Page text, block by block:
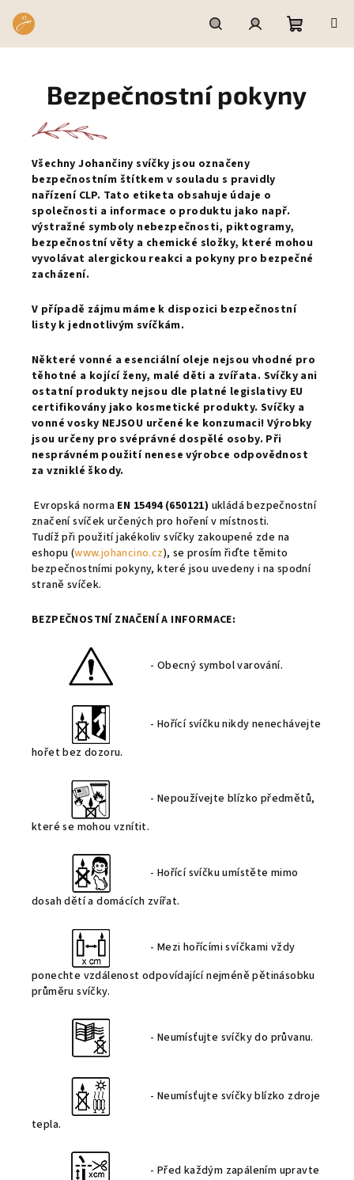
obsah
HledatPřihlášeníNákupní
košík
Bezpečnostní pokyny
Všechny Johančiny svíčkyjsou označeny
bezpečnostním štítkem v souladu s pravidly
nařízení CLP. Tato etiketa obsahuje údaje o
společnosti a informace o produktu jako např.
výstražné symboly nebezpečnosti, piktogramy,
bezpečnostní věty a chemické složky, které mohou
vyvolávat alergickou reakci a pokyny pro bezpečné
zacházení.
V případě zájmu máme k dispozici bezpečnostní
listy k jednotlivým svíčkám.
Některé vonné a esenciální oleje nejsou vhodné pro
těhotné a kojící ženy, malé děti a zvířata. Svíčky ani
ostatní produkty nejsou dle platné legislativy EU
certifikovány jako kosmetické produkty. Svíčky a
vonné vosky NEJSOU určené ke konzumaci! Výrobky
jsou určeny pro svéprávné dospělé osoby. Při
nesprávném použití nenese výrobce odpovědnost
za vzniklé škody.
Evropská norma EN 15494 (650121) ukládá bezpečnostní
značení svíček určených pro hoření v místnosti.
Tudíž při použití jakékoliv svíčky zakoupené zde na
eshopu (www.johancino.cz), se prosím řiďte těmito
bezpečnostními pokyny, které jsou uvedeny i na spodní
straně svíček.
BEZPEČNOSTNÍ ZNAČENÍ A INFORMACE:
- Obecný symbol varování.
- Hořící svíčku nikdy nenechávejte
hořet bez dozoru.
- Nepoužívejte blízko předmětů,
které se mohou vznítit.
- Hořící svíčku umístěte mimo
dosah dětí a domácích zvířat.
- Mezi hořícími svíčkami vždy
ponechte vzdálenost odpovídající nejméně pětinásobku
průměru svíčky.
- Neumísťujte svíčky do průvanu.
- Neumísťujte svíčky blízko zdroje
tepla.
- Před každým zapálením upravte